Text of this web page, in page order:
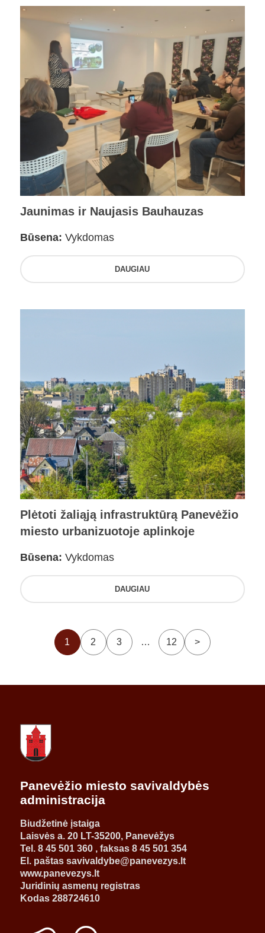
Jaunimas ir Naujasis Bauhauzas
Būsena: Vykdomas
DAUGIAU
Plėtoti žaliąją infrastruktūrą Panevėžio
miesto urbanizuotoje aplinkoje
Būsena: Vykdomas
DAUGIAU
1 2 3 … 12 >
Panevėžio miesto savivaldybės
administracija
Biudžetinė įstaiga
Laisvės a. 20 LT-35200, Panevėžys
Tel. 8 45 501 360 , faksas 8 45 501 354
El. paštas savivaldybe@panevezys.lt
www.panevezys.lt
Juridinių asmenų registras
Kodas 288724610